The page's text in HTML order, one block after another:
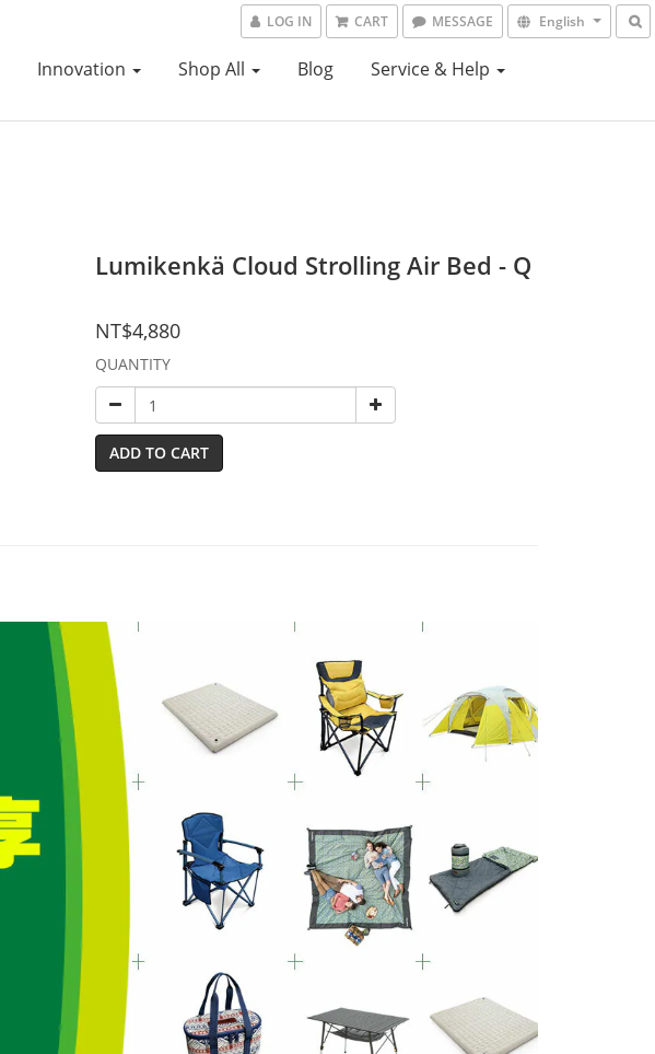
LOG IN CART MESSAGE English
Innovation Shop All Blog Service & Help
Lumikenkä Cloud Strolling Air Bed - Q
NT$4,880
QUANTITY
ADD TO CART